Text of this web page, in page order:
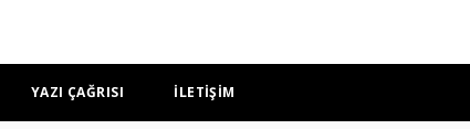
YAZI ÇAĞRISI İLETİŞİM